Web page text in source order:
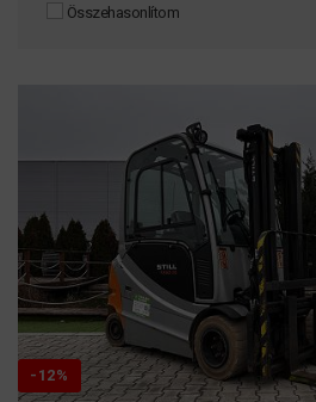
Összehasonlítom
-12%